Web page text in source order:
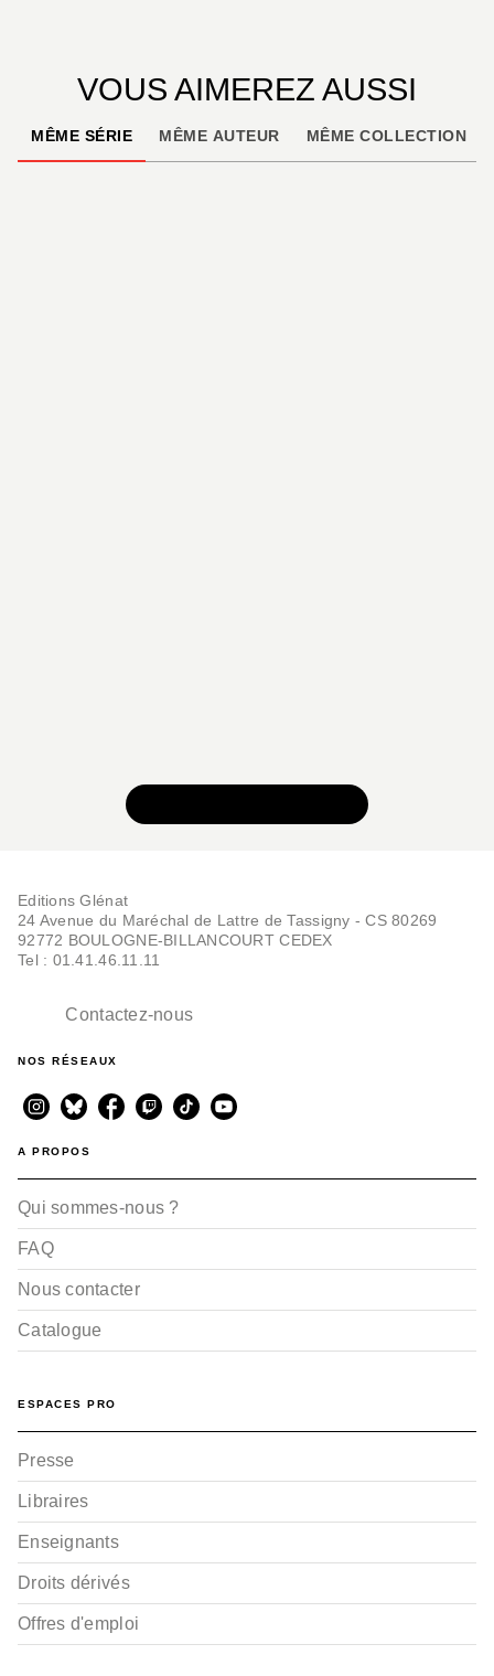
VOUS AIMEREZ AUSSI
MÊME SÉRIE MÊME AUTEUR MÊME COLLECTION
Editions Glénat
24 Avenue du Maréchal de Lattre de Tassigny - CS 80269
92772 BOULOGNE-BILLANCOURT CEDEX
Tel : 01.41.46.11.11
Contactez-nous
NOS RÉSEAUX
A PROPOS
Qui sommes-nous ?
FAQ
Nous contacter
Catalogue
ESPACES PRO
Presse
Libraires
Enseignants
Droits dérivés
Offres d'emploi